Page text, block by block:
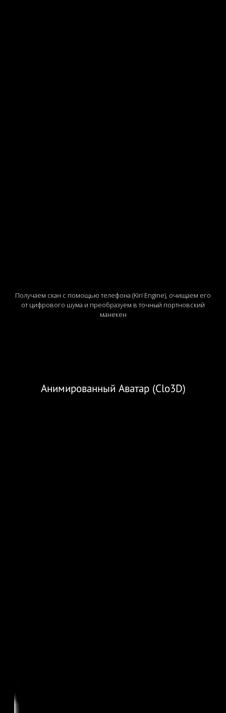
Получаем скан с помощью телефона (Kiri Engine), очищаем его
от цифрового шума и преобразуем в точный портновский
манекен
Анимированный Аватар (Clo3D)